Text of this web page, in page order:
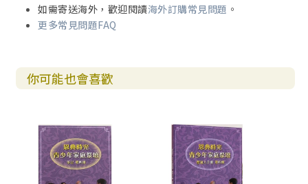
如需寄送海外，歡迎閱讀海外訂購常見問題 。
更多常見問題FAQ
你可能也會喜歡